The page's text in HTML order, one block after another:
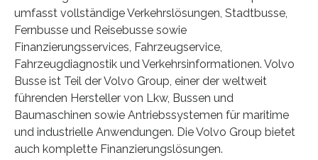
umfasst vollständige Verkehrslösungen, Stadtbusse,
Fernbusse und Reisebusse sowie
Finanzierungsservices, Fahrzeugservice,
Fahrzeugdiagnostik und Verkehrsinformationen. Volvo
Busse ist Teil der Volvo Group, einer der weltweit
führenden Hersteller von Lkw, Bussen und
Baumaschinen sowie Antriebssystemen für maritime
und industrielle Anwendungen. Die Volvo Group bietet
auch komplette Finanzierungslösungen.